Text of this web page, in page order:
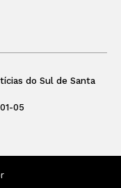
do Sul de Santa
05